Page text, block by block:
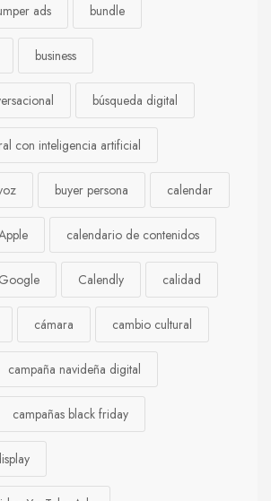
ads bundle
business
búsqueda digital
con inteligencia artificial
buyer persona calendar
calendario de contenidos
Calendly calidad
cámara cambio cultural
campaña navideña digital
campañas black friday